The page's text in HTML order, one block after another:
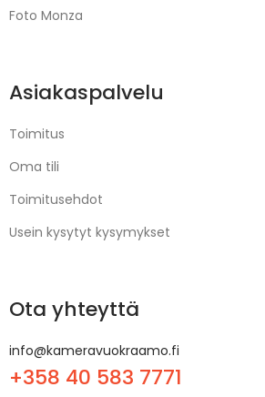
Foto Monza
Asiakaspalvelu
Toimitus
Oma tili
Toimitusehdot
Usein kysytyt kysymykset
Ota yhteyttä
info@kameravuokraamo.fi
+358 40 583 7771